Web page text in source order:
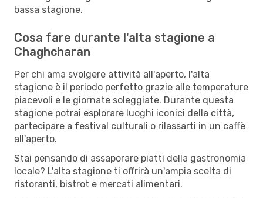
bassa stagione.
Cosa fare durante l'alta stagione a
Chaghcharan
Per chi ama svolgere attività all'aperto, l'alta
stagione è il periodo perfetto grazie alle temperature
piacevoli e le giornate soleggiate. Durante questa
stagione potrai esplorare luoghi iconici della città,
partecipare a festival culturali o rilassarti in un caffè
all'aperto.
Stai pensando di assaporare piatti della gastronomia
locale? L'alta stagione ti offrirà un'ampia scelta di
ristoranti, bistrot e mercati alimentari.